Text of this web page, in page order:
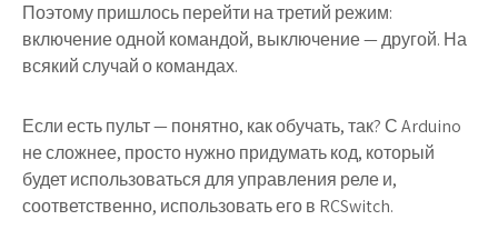
Поэтому пришлось перейти на третий режим:
включение одной командой, выключение — другой. На
всякий случай о командах.
Если есть пульт — понятно, как обучать, так? С Arduino
не сложнее, просто нужно придумать код, который
будет использоваться для управления реле и,
соответственно, использовать его в RCSwitch.